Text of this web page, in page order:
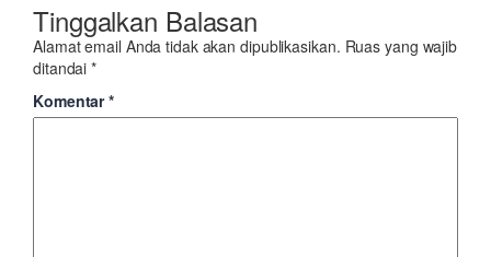
Tinggalkan Balasan
Alamat email Anda tidak akan dipublikasikan. Ruas yang wajib
ditandai*
Komentar*